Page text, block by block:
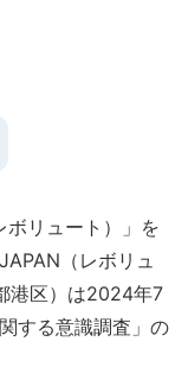
リュート）」を
（レボリュ
港区）は2024年7
する意識調査」の